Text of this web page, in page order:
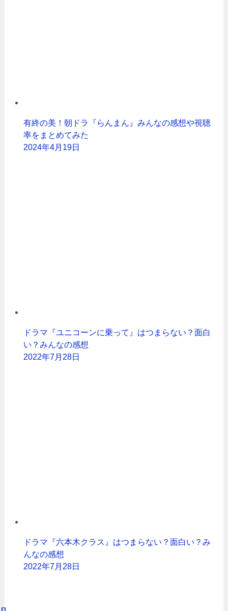
有終の美！朝ドラ『らんまん』みんなの感想や視聴
率をまとめてみた
2024年4月19日
ドラマ『ユニコーンに乗って』はつまらない？面白
い？みんなの感想
2022年7月28日
ドラマ『六本木クラス』はつまらない？面白い？み
んなの感想
2022年7月28日